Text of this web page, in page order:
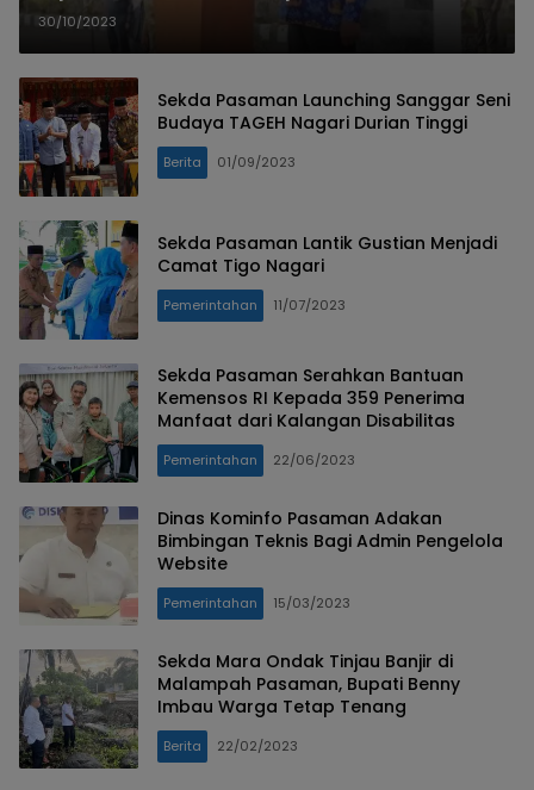
ke-95
30/10/2023
Sekda Pasaman Launching Sanggar Seni
Budaya TAGEH Nagari Durian Tinggi
Berita 01/09/2023
Sekda Pasaman Lantik Gustian Menjadi
Camat Tigo Nagari
Pemerintahan 11/07/2023
Sekda Pasaman Serahkan Bantuan
Kemensos RI Kepada 359 Penerima
Manfaat dari Kalangan Disabilitas
Pemerintahan 22/06/2023
Dinas Kominfo Pasaman Adakan
Bimbingan Teknis Bagi Admin Pengelola
Website
Pemerintahan 15/03/2023
Sekda Mara Ondak Tinjau Banjir di
Malampah Pasaman, Bupati Benny
Imbau Warga Tetap Tenang
Berita 22/02/2023